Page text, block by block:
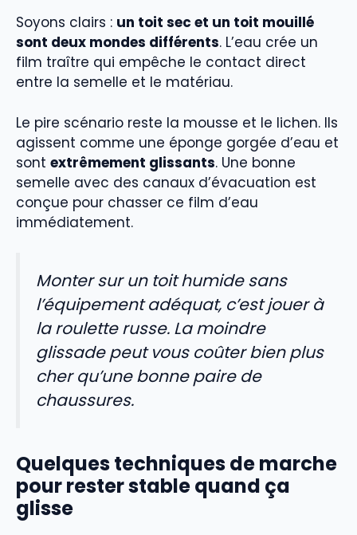
Soyons clairs : un toit sec et un toit mouillé
sont deux mondes différents. L’eau crée un
film traître qui empêche le contact direct
entre la semelle et le matériau.
Le pire scénario reste la mousse et le lichen. Ils
agissent comme une éponge gorgée d’eau et
sont extrêmement glissants. Une bonne
semelle avec des canaux d’évacuation est
conçue pour chasser ce film d’eau
immédiatement.
Monter sur un toit humide sans
l’équipement adéquat, c’est jouer à
la roulette russe. La moindre
glissade peut vous coûter bien plus
cher qu’une bonne paire de
chaussures.
Quelques techniques de marche
pour rester stable quand ça
glisse